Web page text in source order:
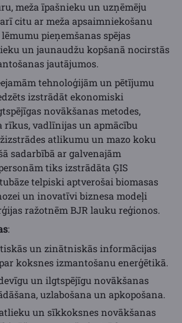
meža īpašnieku un uzņēmēju
citu ar meža apsaimniekošanu
pieņemšanas spējas
un jaunaudžu kopšanā nocirstās
jautājumos.
tehnoloģijām un pētījumu
izstrādāt ekonomiski
novākšanas metodes,
rīkus, vadlīnijas un apmācību
atlikumu un mazo koku
sadarbībā ar galvenajām
tiks izstrādāta ĢIS
telpiski aptverošai biomasas
un inovatīvi biznesa modeļi
ražotnēm BJR lauku reģionos.
:
un zinātniskās informācijas
koksnes izmantošanu enerģētikā.
un ilgtspējīgu novākšanas
uzlabošana un apkopošana.
un sīkkoksnes novākšanas